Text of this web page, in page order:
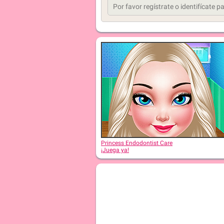
Princess Endodontist Care
¡Juega ya!